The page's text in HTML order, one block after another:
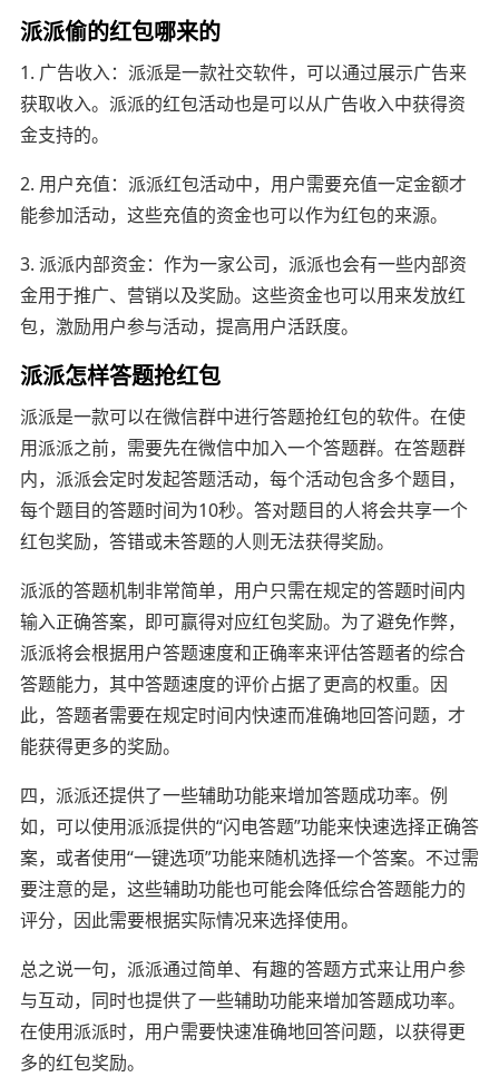
派派偷的红包哪来的
1. 广告收入：派派是一款社交软件，可以通过展示广告来
获取收入。派派的红包活动也是可以从广告收入中获得资
金支持的。
2. 用户充值：派派红包活动中，用户需要充值一定金额才
能参加活动，这些充值的资金也可以作为红包的来源。
3. 派派内部资金：作为一家公司，派派也会有一些内部资
金用于推广、营销以及奖励。这些资金也可以用来发放红
包，激励用户参与活动，提高用户活跃度。
派派怎样答题抢红包
派派是一款可以在微信群中进行答题抢红包的软件。在使
用派派之前，需要先在微信中加入一个答题群。在答题群
内，派派会定时发起答题活动，每个活动包含多个题目，
每个题目的答题时间为10秒。答对题目的人将会共享一个
红包奖励，答错或未答题的人则无法获得奖励。
派派的答题机制非常简单，用户只需在规定的答题时间内
输入正确答案，即可赢得对应红包奖励。为了避免作弊，
派派将会根据用户答题速度和正确率来评估答题者的综合
答题能力，其中答题速度的评价占据了更高的权重。因
此，答题者需要在规定时间内快速而准确地回答问题，才
能获得更多的奖励。
四，派派还提供了一些辅助功能来增加答题成功率。例
如，可以使用派派提供的“闪电答题”功能来快速选择正确答
案，或者使用“一键选项”功能来随机选择一个答案。不过需
要注意的是，这些辅助功能也可能会降低综合答题能力的
评分，因此需要根据实际情况来选择使用。
总之说一句，派派通过简单、有趣的答题方式来让用户参
与互动，同时也提供了一些辅助功能来增加答题成功率。
在使用派派时，用户需要快速准确地回答问题，以获得更
多的红包奖励。